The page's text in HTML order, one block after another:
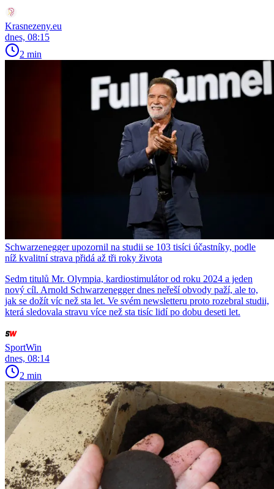
Krasnezeny.eu
dnes, 08:15
2 min
Schwarzenegger upozornil na studii se 103 tisíci účastníky, podle
níž kvalitní strava přidá až tři roky života
Sedm titulů Mr. Olympia, kardiostimulátor od roku 2024 a jeden
nový cíl. Arnold Schwarzenegger dnes neřeší obvody paží, ale to,
jak se dožít víc než sta let. Ve svém newsletteru proto rozebral studii,
která sledovala stravu více než sta tisíc lidí po dobu deseti let.
SportWin
dnes, 08:14
2 min